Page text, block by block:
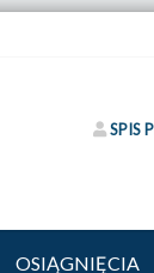
SPIS
OSIĄGNIĘCIA